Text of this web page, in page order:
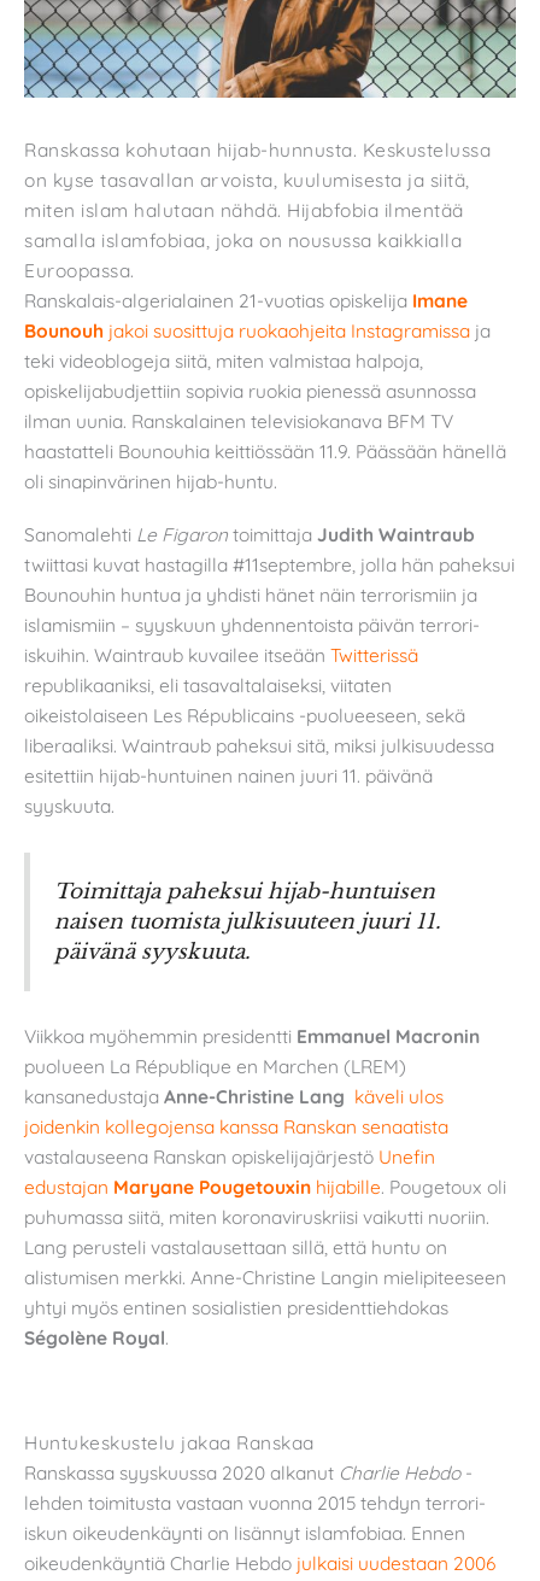
Ranskassa kohutaan hijab-hunnusta. Keskustelussa
on kyse tasavallan arvoista, kuulumisesta ja siitä,
miten islam halutaan nähdä. Hijabfobia ilmentää
samalla islamfobiaa, joka on nousussa kaikkialla
Euroopassa.
Ranskalais-algerialainen 21-vuotias opiskelija Imane
Bounouh jakoi suosittuja ruokaohjeita Instagramissa ja
teki videoblogeja siitä, miten valmistaa halpoja,
opiskelijabudjettiin sopivia ruokia pienessä asunnossa
ilman uunia. Ranskalainen televisiokanava BFM TV
haastatteli Bounouhia keittiössään 11.9. Päässään hänellä
oli sinapinvärinen hijab-huntu.
Sanomalehti Le Figaron toimittaja Judith Waintraub
twiittasi kuvat hastagilla #11septembre, jolla hän paheksui
Bounouhin huntua ja yhdisti hänet näin terrorismiin ja
islamismiin – syyskuun yhdennentoista päivän terrori-
iskuihin. Waintraub kuvailee itseään Twitterissä
republikaaniksi, eli tasavaltalaiseksi, viitaten
oikeistolaiseen Les Républicains -puolueeseen, sekä
liberaaliksi. Waintraub paheksui sitä, miksi julkisuudessa
esitettiin hijab-huntuinen nainen juuri 11. päivänä
syyskuuta.
Toimittaja paheksui hijab-huntuisen
naisen tuomista julkisuuteen juuri 11.
päivänä syyskuuta.
Viikkoa myöhemmin presidentti Emmanuel Macronin
puolueen La République en Marchen (LREM)
kansanedustaja Anne-Christine Lang käveli ulos
joidenkin kollegojensa kanssa Ranskan senaatista
vastalauseena Ranskan opiskelijajärjestö Unefin
edustajan Maryane Pougetouxin hijabille. Pougetoux oli
puhumassa siitä, miten koronaviruskriisi vaikutti nuoriin.
Lang perusteli vastalausettaan sillä, että huntu on
alistumisen merkki. Anne-Christine Langin mielipiteeseen
yhtyi myös entinen sosialistien presidenttiehdokas
Ségolène Royal.
Huntukeskustelu jakaa Ranskaa
Ranskassa syyskuussa 2020 alkanut Charlie Hebdo -
lehden toimitusta vastaan vuonna 2015 tehdyn terrori-
iskun oikeudenkäynti on lisännyt islamfobiaa. Ennen
oikeudenkäyntiä Charlie Hebdo julkaisi uudestaan 2006